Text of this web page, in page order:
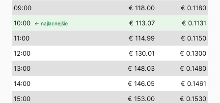
09:00 € 118.00
€ 0.1180
10:00 ← najlacnejšie € 113.07
€ 0.1131
11:00 € 114.99
€ 0.1150
12:00 € 130.01
€ 0.1300
13:00 € 148.03
€ 0.1480
14:00 € 146.05
€ 0.1461
15:00 € 153.00
€ 0.1530